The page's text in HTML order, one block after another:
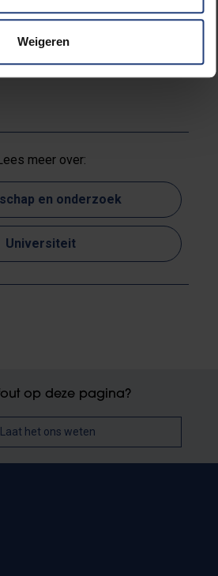
Weigeren
Nonlinéaire Théorique van
is te lezen viadeze link.
meer over:
en onderzoek
Universiteit
op deze pagina?
Laat het ons weten